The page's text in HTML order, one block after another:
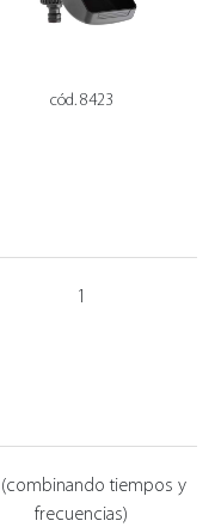
cód. 8423
1
tiempos y
frecuencias)